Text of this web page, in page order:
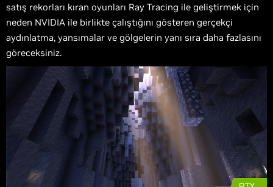
satış rekorları kıran oyunları Ray Tracing ile geliştirmek için
neden NVIDIA ile birlikte çalıştığını gösteren gerçekçi
aydınlatma, yansımalar ve gölgelerin yanı sıra daha fazlasını
göreceksiniz.